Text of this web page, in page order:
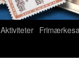
Aktiviteter